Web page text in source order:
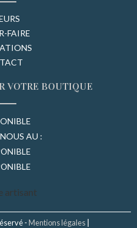
FAIRE
VOTRE BOUTIQUE
AU :
-Mentions légales|